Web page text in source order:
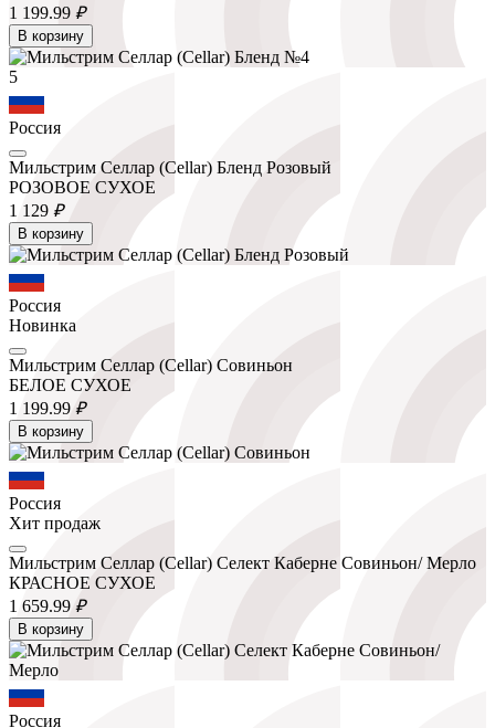
1 199.99 ₽
В корзину
5
Россия
Мильстрим Селлар (Cellar) Бленд Розовый
РОЗОВОЕ СУХОЕ
1 129 ₽
В корзину
Россия
Новинка
Мильстрим Селлар (Cellar) Совиньон
БЕЛОЕ СУХОЕ
1 199.99 ₽
В корзину
Россия
Хит продаж
Мильстрим Селлар (Cellar) Селект Каберне Совиньон/ Мерло
КРАСНОЕ СУХОЕ
1 659.99 ₽
В корзину
Россия